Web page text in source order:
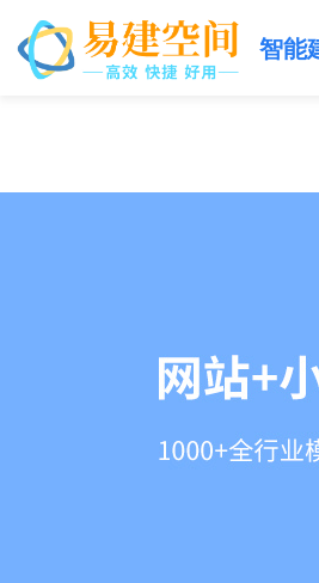
智能